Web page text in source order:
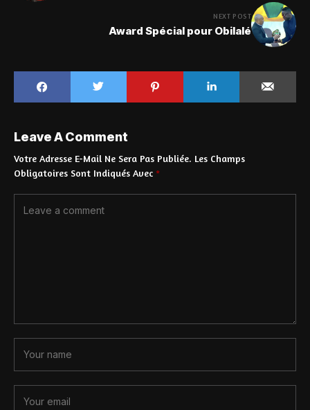
NEXT POST
Award Spécial pour Obilalé
Leave A Comment
Votre Adresse E-Mail Ne Sera Pas Publiée. Les Champs
Obligatoires Sont Indiqués Avec *